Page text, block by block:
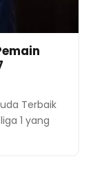
Terbaik
1 yang